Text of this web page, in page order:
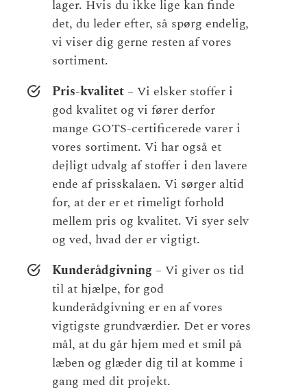
lager. Hvis du ikke lige kan finde
det, du leder efter, så spørg endelig,
vi viser dig gerne resten af vores
sortiment.
Pris-kvalitet – Vi elsker stoffer i
god kvalitet og vi fører derfor
mange GOTS-certificerede varer i
vores sortiment. Vi har også et
dejligt udvalg af stoffer i den lavere
ende af prisskalaen. Vi sørger altid
for, at der er et rimeligt forhold
mellem pris og kvalitet. Vi syer selv
og ved, hvad der er vigtigt.
Kunderådgivning – Vi giver os tid
til at hjælpe, for god
kunderådgivning er en af vores
vigtigste grundværdier. Det er vores
mål, at du går hjem med et smil på
læben og glæder dig til at komme i
gang med dit projekt.